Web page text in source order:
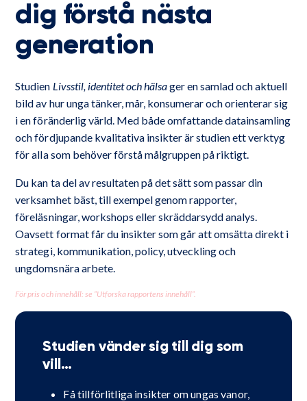
dig förstå nästa
generation
Studien Livsstil, identitet och hälsager en samlad och aktuell
bild av hur unga tänker, mår, konsumerar och orienterar sig
i en föränderlig värld. Med både omfattande datainsamling
och fördjupande kvalitativa insikter är studien ett verktyg
för alla som behöver förstå målgruppen på riktigt.
Du kan ta del av resultaten på det sätt som passar din
verksamhet bäst, till exempel genom rapporter,
föreläsningar, workshops eller skräddarsydd analys.
Oavsett format får du insikter som går att omsätta direkt i
strategi, kommunikation, policy, utveckling och
ungdomsnära arbete.
För pris och innehåll: se ”Utforska rapportens innehåll”.
Studien vänder sig till dig som
vill…
Få tillförlitliga insikter om ungas vanor,